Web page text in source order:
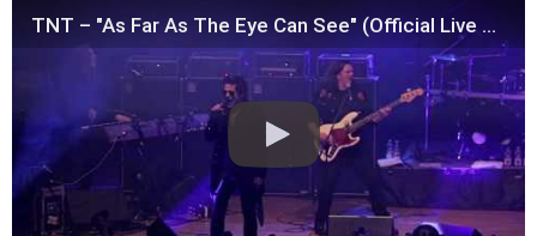
TNT – "As Far As The Eye Can See" (Official Live Video)